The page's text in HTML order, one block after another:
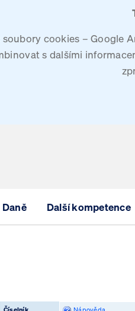
cookies – Google
s dalšími
Daně Další kompetence